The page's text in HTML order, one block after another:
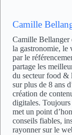
Camille
Camille Bellanger
la gastronomie, le
par le
partage les
du secteur food &
sur plus de 8 ans
création de
digitales.
met un point
conseils fiables,
rayonner sur le